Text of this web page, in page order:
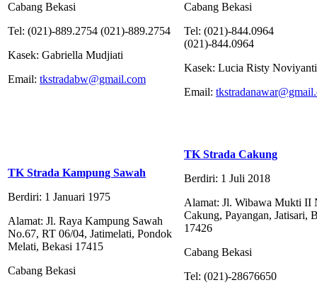
Cabang Bekasi
Tel: (021)-889.2754 (021)-889.2754
Kasek: Gabriella Mudjiati
Email: tkstradabw@gmail.com
Cabang Bekasi
Tel: (021)-844.0964
(021)-844.0964
Kasek: Lucia Risty Noviyanti
Email:
TK Strada Kampung Sawah
Berdiri: 1 Januari 1975
Alamat: Jl. Raya Kampung Sawah
No.67, RT 06/04, Jatimelati, Pondok
Melati, Bekasi 17415
Cabang Bekasi
TK Strada Cakung
Berdiri: 1 Juli 2018
Alamat: Jl. Wibawa Mukti II
Cakung, Payangan, Jatisari,
17426
Cabang Bekasi
Tel: (021)-28676650